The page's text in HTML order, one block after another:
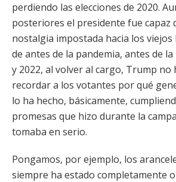
perdiendo las elecciones de 2020.
posteriores el presidente fue capaz
nostalgia impostada hacia los
de antes de la pandemia, antes de la
y 2022, al volver al cargo, Trump no
recordar a los votantes por qué
lo ha hecho, básicamente,
promesas que hizo durante la
tomaba en serio.
Pongamos, por ejemplo, los
siempre ha estado completamente